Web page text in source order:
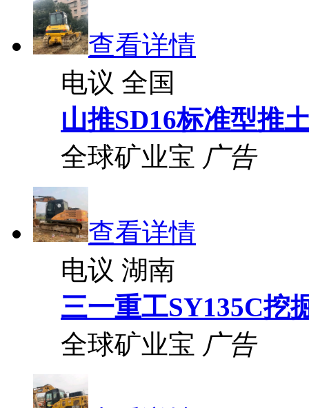
查看详情
电议 全国
山推SD16标准型推
全球矿业宝 广告
查看详情
电议 湖南
三一重工SY135C挖
全球矿业宝 广告